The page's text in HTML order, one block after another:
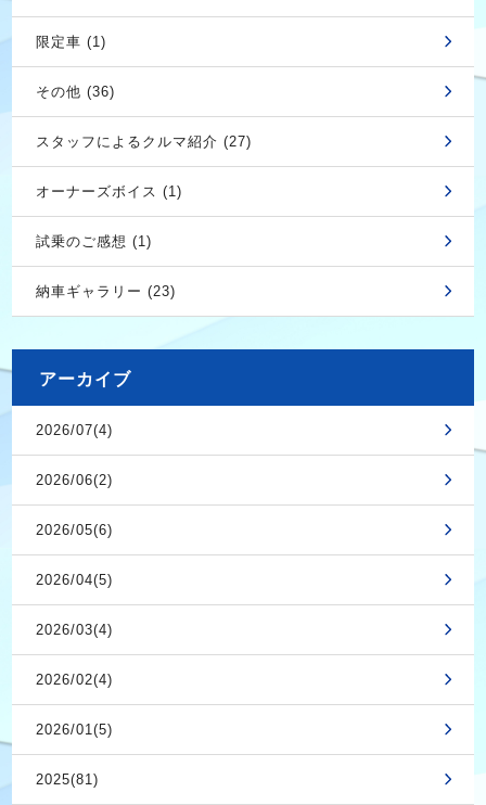
限定車 (1)
その他 (36)
スタッフによるクルマ紹介 (27)
オーナーズボイス (1)
試乗のご感想 (1)
納車ギャラリー (23)
アーカイブ
2026/07(4)
2026/06(2)
2026/05(6)
2026/04(5)
2026/03(4)
2026/02(4)
2026/01(5)
2025(81)